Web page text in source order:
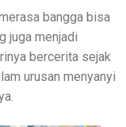
bangga bisa
juga menjadi
bercerita sejak
urusan menyanyi